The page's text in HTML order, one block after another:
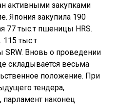
активными закупками
Япония закупила 190
77 тыс.т пшеницы HRS.
115 тыс.т
Вновь о проведении
складывается весьма
положение. При
тендера,
парламент наконец